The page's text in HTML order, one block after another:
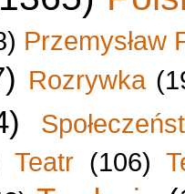
Przemysław
Rozrywka
Teatr (106)